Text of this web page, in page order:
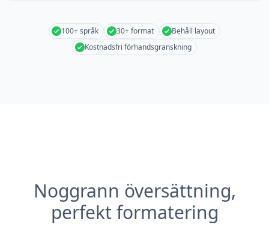
100+ språk 30+ format
Behåll layout
Kostnadsfri förhandsgranskning
Noggrann översättning,
perfekt formatering